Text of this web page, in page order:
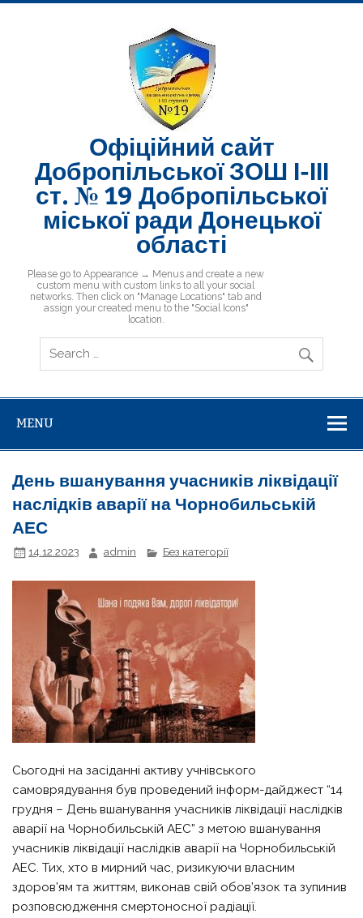
Skip
Офіційний сайт
Добропільської ЗОШ І-ІІІ
ст. № 19 Добропільської
міської ради Донецької
області
Добропільська ЗОШ № 19
Please go to Appearance → Menus and create a new
custom menu with custom links to all your social
networks. Then click on "Manage Locations" tab and
assign your created menu to the "Social Icons"
location.
MENU
День вшанування учасників ліквідації
наслідків аварії на Чорнобильській
АЕС
14.12.2023 admin Без категорії
Сьогодні на засіданні активу учнівського
самоврядування був проведений інформ-дайджест “14
грудня – День вшанування учасників ліквідації наслідків
аварії на Чорнобильській АЕС” з метою вшанування
учасників ліквідації наслідків аварії на Чорнобильській
АЕС. Тих, хто в мирний час, ризикуючи власним
здоров’ям та життям, виконав свій обов’язок та зупинив
розповсюдження смертоносної радіації.